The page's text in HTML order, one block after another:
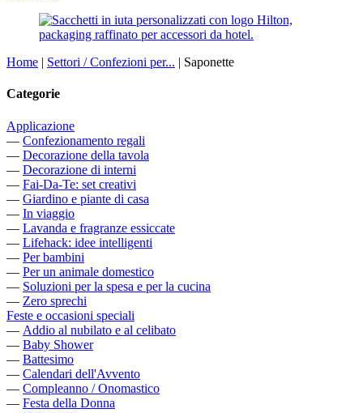
Home | Settori / Confezioni per... | Saponette
Categorie
Applicazione
— Confezionamento regali
— Decorazione della tavola
— Decorazione di interni
— Fai-Da-Te: set creativi
— Giardino e piante di casa
— In viaggio
— Lavanda e fragranze essiccate
— Lifehack: idee intelligenti
— Per bambini
— Per un animale domestico
— Soluzioni per la spesa e per la cucina
— Zero sprechi
Feste e occasioni speciali
— Addio al nubilato e al celibato
— Baby Shower
— Battesimo
— Calendari dell'Avvento
— Compleanno / Onomastico
— Festa della Donna